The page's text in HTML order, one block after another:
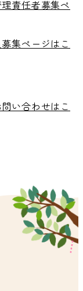
責任者募集ペ
集ページはこ
い合わせはこ